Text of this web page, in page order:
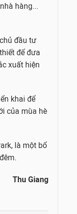
hàng...
đầu tư
để đưa
xuất hiện
khai để
của mùa hè
là một bổ
Thu Giang